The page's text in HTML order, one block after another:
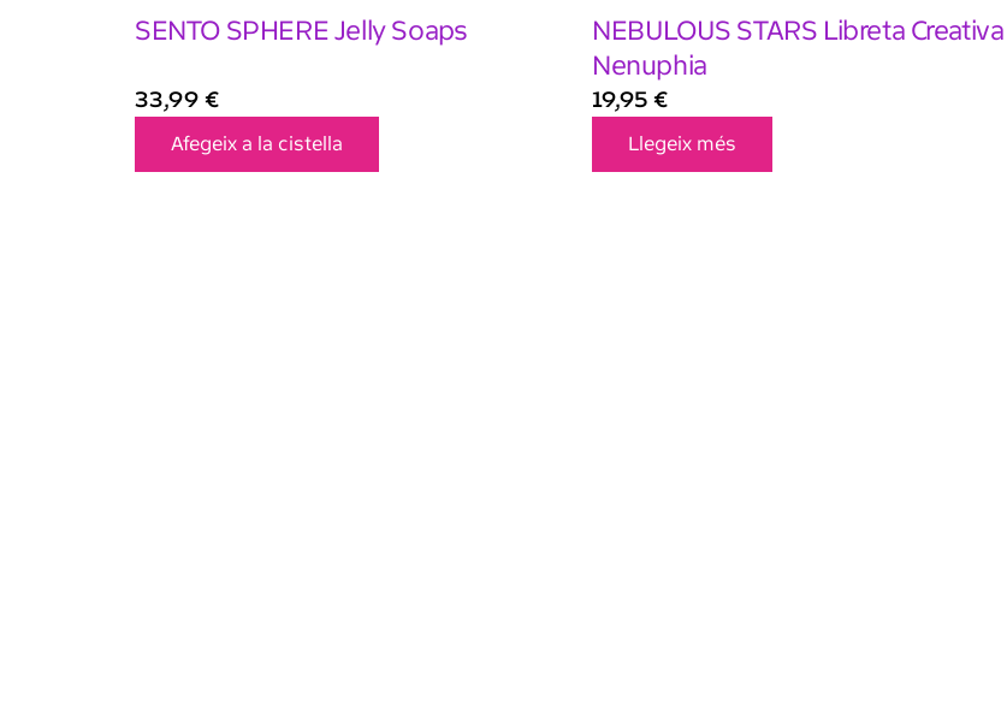
SENTO SPHERE Jelly Soaps
33,99 €
Afegeix a la cistella
NEBULOUS STARS Libreta Creativa
Nenuphia
19,95 €
Llegeix més